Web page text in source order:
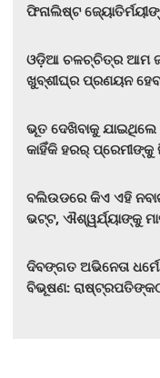
ଫିନାଲିଷ୍ଟ
ଓଡ଼ିଆ ଚଳଚ୍ଚିତ୍ର ଆମ
ଖୁବ୍‌ଶୀଘ୍ର ପ୍ରଣୟନ
ଭୂତ ଦେଖିବାକୁ ଯାଇଥିଲେ
କାହିଁକି ହରର୍‌ ପ୍ରେମୀଙ୍କୁ
ବଲିଉଡରେ କିଏ ଏହି
ଭଟ୍ଟ, ଐଶ୍ୱର୍ଯ୍ୟାଙ୍କୁ
ଦିବଙ୍ଗତ ଅଭିନେତା
ବିଭୂଷଣ: